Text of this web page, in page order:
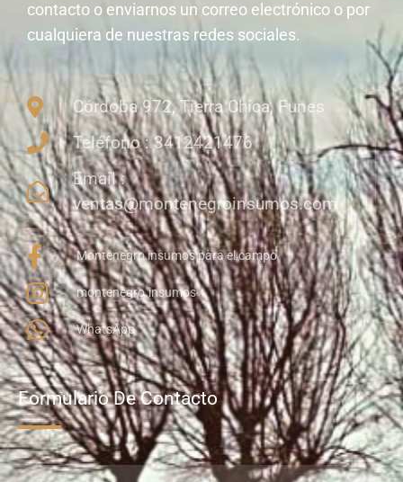
contacto o enviarnos un correo electrónico o por
cualquiera de nuestras redes sociales.
Córdoba 972, Tierra Chica, Funes
Teléfono : 3412421476
Email :
ventas@montenegroinsumos.com
Montenegro insumos para el campo
montenegro.insumos
WhatsApp
Formulario De Contacto